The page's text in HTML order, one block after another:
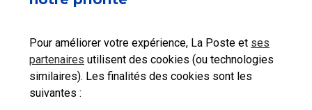
Pour améliorer votre expérience, La Poste et ses
partenaires utilisent des cookies (ou technologies
similaires). Les finalités des cookies sont les
suivantes :
Mon fichier est protégé, je n’arrive pas à
l’importer pour envoyer mon courrier en ligne, que
faire ?